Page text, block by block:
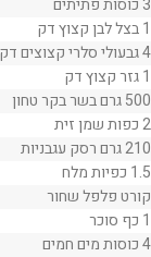
1 בצל לבן קצוץ דק
4 גבעולי סלרי קצוצים דק
1 גזר קצוץ דק
500 גרם בשר בקר טחון
2 כפות שמן זית
210 גרם רסק עגבניות
1.5 כפיות מלח
קורט פלפל שחור
1 כף סוכר
4 כוסות מים חמים